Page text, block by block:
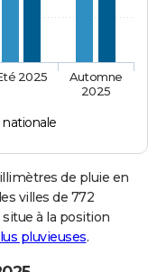
2025
Automne
2025
de pluie en
villes de 772
à la position
pluvieuses.